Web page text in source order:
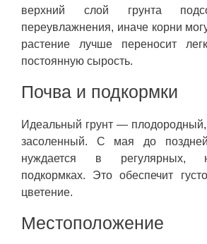
верхний слой грунта
переувлажнения, иначе корни
растение лучше переносит
постоянную сырость.
Почва и подкормки
Идеальный грунт — плодородный,
засоленный. С мая до
нуждается в регулярных,
подкормках. Это обеспечит
цветение.
Местоположение